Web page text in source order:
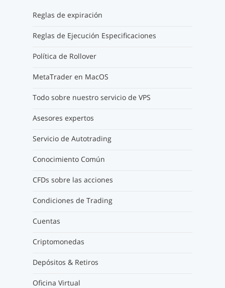
Reglas de expiración
Reglas de Ejecución Especificaciones
Política de Rollover
MetaTrader en MacOS
Todo sobre nuestro servicio de VPS
Asesores expertos
Servicio de Autotrading
Conocimiento Común
CFDs sobre las acciones
Condiciones de Trading
Cuentas
Criptomonedas
Depósitos & Retiros
Oficina Virtual